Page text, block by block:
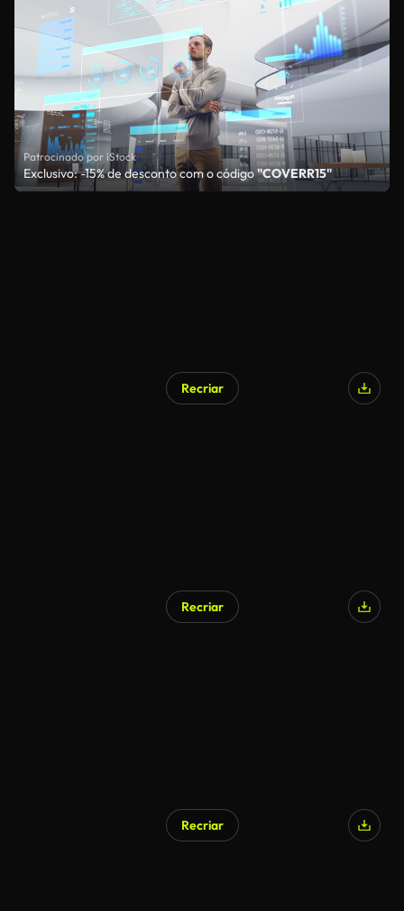
Patrocinado por iStock
Exclusivo: -15% de desconto com o código"COVERR15"
Recriar
Recriar
Recriar